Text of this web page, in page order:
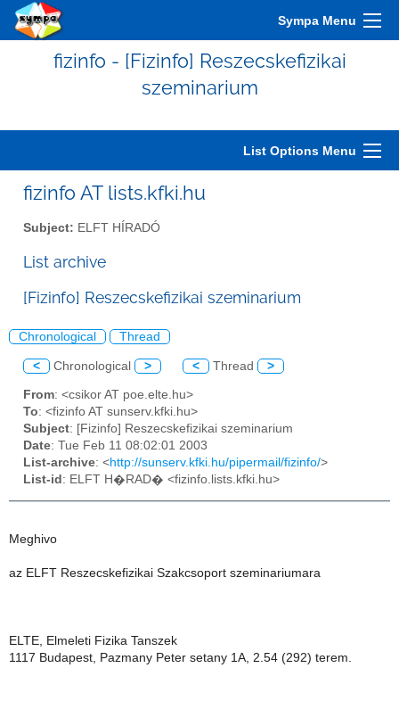
Sympa Menu
fizinfo - [Fizinfo] Reszecskefizikai
szeminarium
List Options Menu
fizinfo AT lists.kfki.hu
Subject: ELFT HÍRADÓ
List archive
[Fizinfo] Reszecskefizikai szeminarium
Chronological Thread
< Chronological > < Thread >
From: <csikor AT poe.elte.hu>
To: <fizinfo AT sunserv.kfki.hu>
Subject: [Fizinfo] Reszecskefizikai szeminarium
Date: Tue Feb 11 08:02:01 2003
List-archive: <http://sunserv.kfki.hu/pipermail/fizinfo/>
List-id : ELFT H�RAD� <fizinfo.lists.kfki.hu>
Meghivo
az ELFT Reszecskefizikai Szakcsoport szeminariumara
ELTE, Elmeleti Fizika Tanszek
1117 Budapest, Pazmany Peter setany 1A, 2.54 (292) terem.